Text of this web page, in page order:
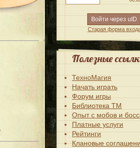
Войти через uID
Старая форма
Полезные
ТехноМагия
Начать играть
Форум игры
Библиотека ТМ
Опыт с мобов и
Платные услуги
Рейтинги
Клановые